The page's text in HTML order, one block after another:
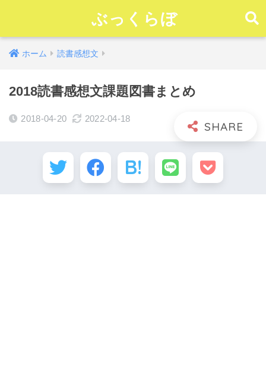
ぶっくらぼ
ホーム 読書感想文
2018読書感想文課題図書まとめ
2018-04-20 2022-04-18